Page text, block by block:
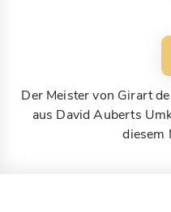
Der Meister von Girart
aus David Auberts
diesem